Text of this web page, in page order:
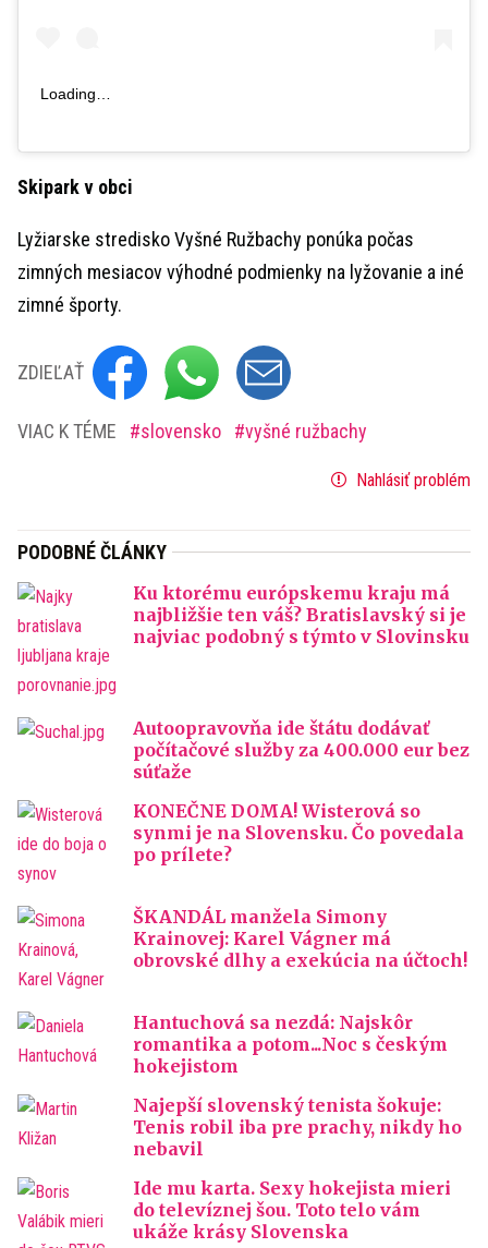
Loading…
Skipark v obci
Lyžiarske stredisko Vyšné Ružbachy ponúka počas
zimných mesiacov výhodné podmienky na lyžovanie a iné
zimné športy.
ZDIEĽAŤ
VIAC K TÉME slovensko vyšné ružbachy
Nahlásiť problém
PODOBNÉ ČLÁNKY
Ku ktorému európskemu kraju má
najbližšie ten váš? Bratislavský si je
najviac podobný s týmto v Slovinsku
Autoopravovňa ide štátu dodávať
počítačové služby za 400.000 eur bez
súťaže
KONEČNE DOMA! Wisterová so
synmi je na Slovensku. Čo povedala
po prílete?
ŠKANDÁL manžela Simony
Krainovej: Karel Vágner má
obrovské dlhy a exekúcia na účtoch!
Hantuchová sa nezdá: Najskôr
romantika a potom...Noc s českým
hokejistom
Najepší slovenský tenista šokuje:
Tenis robil iba pre prachy, nikdy ho
nebavil
Ide mu karta. Sexy hokejista mieri
do televíznej šou. Toto telo vám
ukáže krásy Slovenska